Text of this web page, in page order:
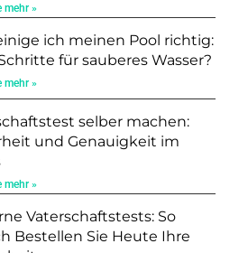
mehr »
ich meinen Pool richtig:
für sauberes Wasser?
mehr »
selber machen:
und Genauigkeit im
mehr »
Vaterschaftstests: So
Bestellen Sie Heute Ihre